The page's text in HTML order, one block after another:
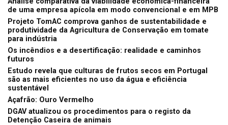
de uma empresa apícola em modo convencional e em MPB
Projeto TomAC comprova ganhos de sustentabilidade e
produtividade da Agricultura de Conservação em tomate
para indústria
Os incêndios e a desertificação: realidade e caminhos
futuros
Estudo revela que culturas de frutos secos em Portugal
são as mais eficientes no uso da água e eficiência
sustentável
Açafrão: Ouro Vermelho
DGAV atualizou os procedimentos para o registo da
Detenção Caseira de animais